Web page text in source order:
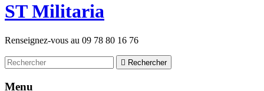
STMilitaria
Renseignez-vous au 09 78 80 16 76
 Rechercher
Menu